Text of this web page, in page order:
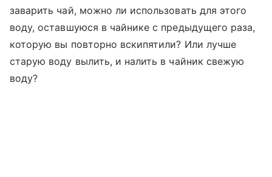
заварить чай, можно ли использовать для этого
воду, оставшуюся в чайнике с предыдущего раза,
которую вы повторно вскипятили? Или лучше
старую воду вылить, и налить в чайник свежую
воду?